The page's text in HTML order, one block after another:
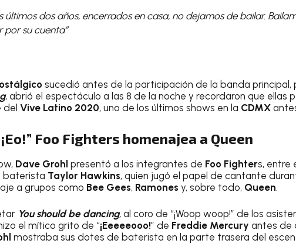
últimos dos años, encerrados en casa, no dejamos de bailar.
por su cuenta”
sucedió antes de la participación de la banda principal,
, abrió el espectáculo a las 8 de la noche y recordaron que ellas
Vive Latino 2020, uno de los últimos shows en la CDMX
Foo Fighters homenajea a Queen
Dave Grohl presentó a los integrantes de Foo Fighters, entre
baterista Taylor Hawkins, quien jugó el papel de cantante
a grupos como Bee Gees, Ramones y, sobre todo, Queen.
You should be dancing, al coro de “¡Woop woop!” de los
el mítico grito de “¡Eeeeeooo!” de Freddie Mercury antes de
mostraba sus dotes de baterista en la parte trasera del